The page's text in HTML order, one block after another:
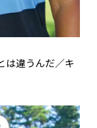
は違うんだ／キ